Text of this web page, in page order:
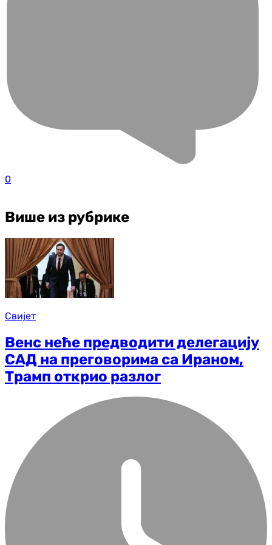
0
Више из рубрике
Свијет
Венс неће предводити делегацију
САД на преговорима са Ираном,
Трамп открио разлог